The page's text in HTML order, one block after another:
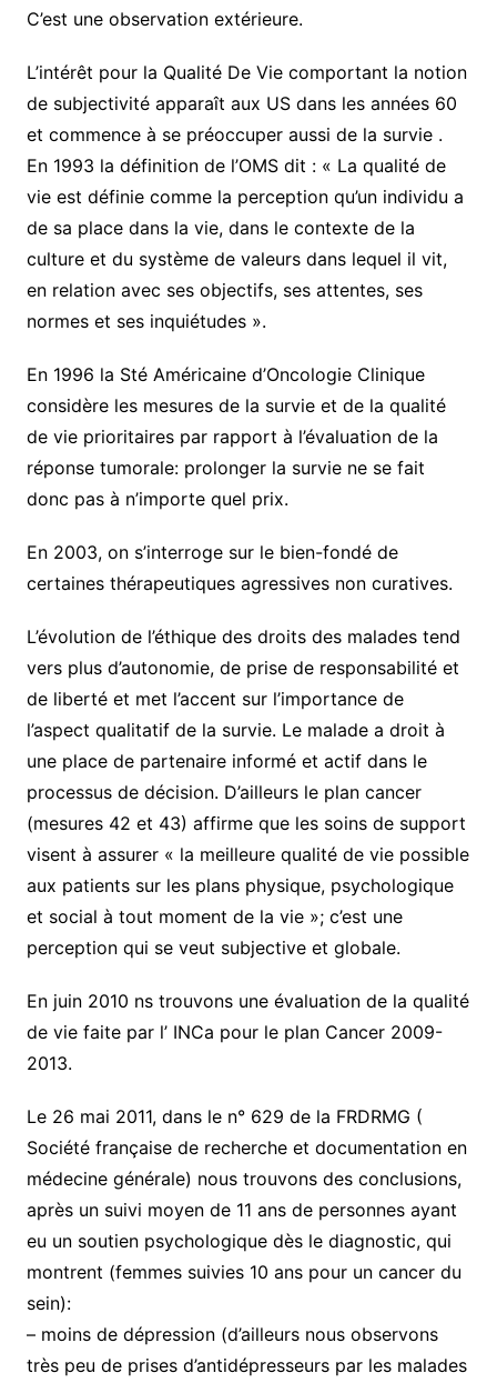
C’est une observation extérieure.
L’intérêt pour la Qualité De Vie comportant la notion
de subjectivité apparaît aux US dans les années 60
et commence à se préoccuper aussi de la survie .
En 1993 la définition de l’OMS dit : « La qualité de
vie est définie comme la perception qu’un individu a
de sa place dans la vie, dans le contexte de la
culture et du système de valeurs dans lequel il vit,
en relation avec ses objectifs, ses attentes, ses
normes et ses inquiétudes ».
En 1996 la Sté Américaine d’Oncologie Clinique
considère les mesures de la survie et de la qualité
de vie prioritaires par rapport à l’évaluation de la
réponse tumorale: prolonger la survie ne se fait
donc pas à n’importe quel prix.
En 2003, on s’interroge sur le bien-fondé de
certaines thérapeutiques agressives non curatives.
L’évolution de l’éthique des droits des malades tend
vers plus d’autonomie, de prise de responsabilité et
de liberté et met l’accent sur l’importance de
l’aspect qualitatif de la survie. Le malade a droit à
une place de partenaire informé et actif dans le
processus de décision. D’ailleurs le plan cancer
(mesures 42 et 43) affirme que les soins de support
visent à assurer « la meilleure qualité de vie possible
aux patients sur les plans physique, psychologique
et social à tout moment de la vie »; c’est une
perception qui se veut subjective et globale.
En juin 2010 ns trouvons une évaluation de la qualité
de vie faite par l’ INCa pour le plan Cancer 2009-
2013.
Le 26 mai 2011, dans le n° 629 de la FRDRMG (
Société française de recherche et documentation en
médecine générale) nous trouvons des conclusions,
après un suivi moyen de 11 ans de personnes ayant
eu un soutien psychologique dès le diagnostic, qui
montrent (femmes suivies 10 ans pour un cancer du
sein):
– moins de dépression (d’ailleurs nous observons
très peu de prises d’antidépresseurs par les malades